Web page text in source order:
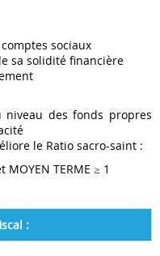
sociaux
sa solidité financière
niveau des fonds propres
le Ratio sacro-saint :
MOYEN TERME ≥ 1
: